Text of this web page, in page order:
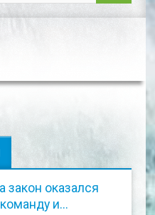
закон оказался
и...